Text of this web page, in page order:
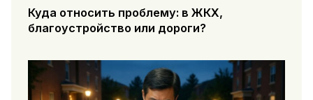
Куда относить проблему: в ЖКХ,
благоустройство или дороги?